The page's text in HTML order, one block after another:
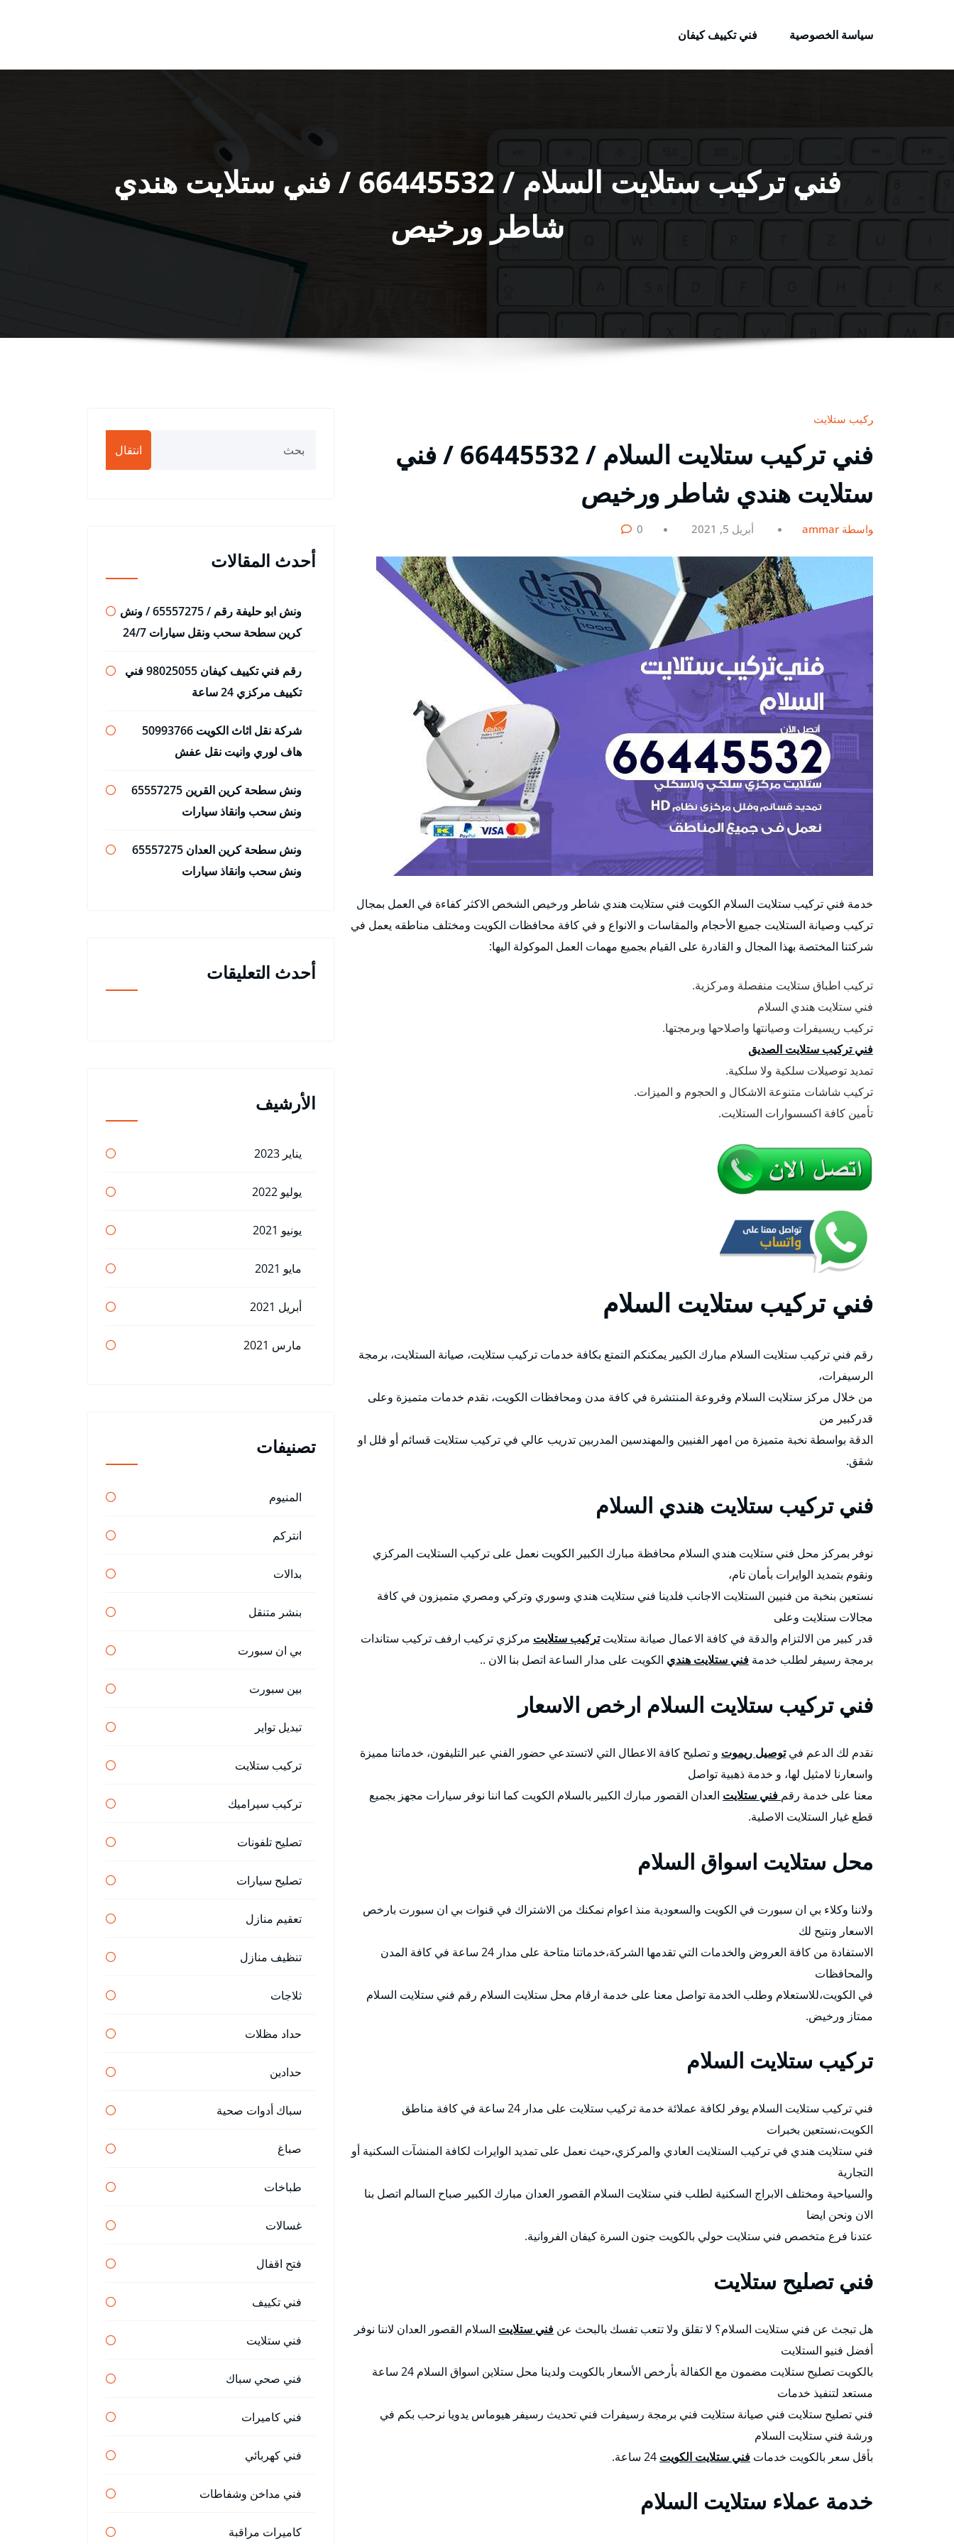
سياسة الخصوصية
فني تكييف كيفان
فني تركيب ستلايت السلام / 66445532 / فني ستلايت هندي
شاطر ورخيص
تركيب ستلايت
فني تركيب ستلايت السلام / 66445532 / فني
ستلايت هندي شاطر ورخيص
بواسطة ammar أبريل 5, 2021 0
خدمة فني تركيب ستلايت السلام الكويت فني ستلايت هندي شاطر ورخيص الشخص الاكثر كفاءة في العمل بمجال
تركيب وصيانة الستلايت جميع الأحجام والمقاسات و الانواع و في كافة محافظات الكويت ومختلف مناطقه يعمل في
شركتنا المختصة بهذا المجال و القادرة على القيام بجميع مهمات العمل الموكولة اليها:
تركيب اطباق ستلايت منفصلة ومركزية.
فني ستلايت هندي السلام
تركيب ريسيفرات وصيانتها واصلاحها وبرمجتها.
فني تركيب ستلايت الصديق
تمديد توصيلات سلكية ولا سلكية.
تركيب شاشات متنوعة الاشكال و الحجوم و الميزات.
تأمين كافة اكسسوارات الستلايت.
فني تركيب ستلايت السلام
رقم فني تركيب ستلايت السلام مبارك الكبير يمكنكم التمتع بكافة خدمات تركيب ستلايت، صيانة الستلايت، برمجة
الرسيفرات،
من خلال مركز ستلايت السلام وفروعة المنتشرة في كافة مدن ومحافظات الكويت، نقدم خدمات متميزة وعلى
قدركبير من
الدقة بواسطة نخبة متميزة من امهر الفنيين والمهندسين المدربين تدريب عالي في تركيب ستلايت قسائم أو فلل او
شقق.
فني تركيب ستلايت هندي السلام
نوفر بمركز محل فني ستلايت هندي السلام محافظة مبارك الكبير الكويت نعمل على تركيب الستلايت المركزي
ونقوم بتمديد الوايرات بأمان تام،
نستعين بنخبة من فنيين الستلايت الاجانب فلدينا فني ستلايت هندي وسوري وتركي ومصري متميزون في كافة
مجالات ستلايت وعلى
قدر كبير من الالتزام والدقة في كافة الاعمال صيانة ستلايتتركيب ستلايت مركزي تركيب ارفف تركيب ستاندات
برمجة رسيفر لطلب خدمة فني ستلايت هندي الكويت على مدار الساعة اتصل بنا الان ..
فني تركيب ستلايت السلام ارخص الاسعار
نقدم لك الدعم فيتوصيل ريموت و تصليح كافة الاعطال التي لاتستدعي حضور الفني عبر التليفون، خدماتنا مميزة
واسعارنا لامثيل لها، و خدمة ذهبية تواصل
معنا على خدمة رقم فني ستلايت العدان القصور مبارك الكبير بالسلام الكويت كما اننا نوفر سيارات مجهز بجميع
قطع غيار الستلايت الاصلية.
محل ستلايت اسواق السلام
ولاننا وكلاء بي ان سبورت في الكويت والسعودية منذ اعوام نمكنك من الاشتراك في قنوات بي ان سبورت بارخص
الاسعار ونتيح لك
الاستفادة من كافة العروض والخدمات التي تقدمها الشركة،خدماتنا متاحة على مدار 24 ساعة في كافة المدن
والمحافظات
في الكويت،للاستعلام وطلب الخدمة تواصل معنا على خدمة ارقام محل ستلايت السلام رقم فني ستلايت السلام
ممتاز ورخيض.
تركيب ستلايت السلام
فني تركيب ستلايت السلام يوفر لكافة عملائة خدمة تركيب ستلايت على مدار 24 ساعة في كافة مناطق
الكويت،نستعين بخبرات
فني ستلايت هندي في تركيب الستلايت العادي والمركزي،حيث نعمل على تمديد الوايرات لكافة المنشآت السكنية أو
التجارية
والسياحية ومختلف الابراج السكنية لطلب فني ستلايت السلام القصور العدان مبارك الكبير صباح السالم اتصل بنا
الان ونحن ايضا
عتدنا فرع متخصص فني ستلايت حولي بالكويت جنون السرة كيفان الفروانية.
فني تصليح ستلايت
هل تبجث عن فني ستلايت السلام؟ لا تقلق ولا تتعب تفسك بالبحث عن فني ستلايت السلام القصور العدان لاننا نوفر
أفضل فنيو الستلايت
بالكويت تصليح ستلايت مضمون مع الكفالة بأرخص الأسعار بالكويت ولدينا محل ستلاين اسواق السلام 24 ساعة
مستعد لتنفيذ خدمات
فني تصليح ستلايت فني صيانة ستلايت فني برمجة رسيفرات فني تحديث رسيفر هيوماس يدويا نرحب بكم في
ورشة فني ستلايت السلام
بأقل سعر بالكويت خدمات فني ستلايت الكويت
خدمة عملاء ستلايت السلام
انتقال
أحدث المقالات
ونش ابو حليفة رقم / 65557275 / ونش
كرين سطحة سحب ونقل سيارات 24/7
رقم فني تكييف كيفان 98025055 فني
تكييف مركزي 24 ساعة
شركة نقل اثاث الكويت 50993766
هاف لوري وانيت نقل عفش
ونش سطحة كرين القرين 65557275
ونش سحب وانقاذ سيارات
ونش سطحة كرين العدان 65557275
ونش سحب وانقاذ سيارات
أحدث التعليقات
الأرشيف
يناير 2023
يوليو 2022
يونيو 2021
مايو 2021
أبريل 2021
مارس 2021
تصنيفات
المنيوم
انتركم
بدالات
بنشر متنقل
بي ان سبورت
بين سبورت
تبديل تواير
تركيب ستلايت
تركيب سيراميك
تصليح تلفونات
تصليح سيارات
تعقيم منازل
تنظيف منازل
ثلاجات
حداد مظلات
حدادين
سباك أدوات صحية
صباغ
طباخات
غسالات
فتح اقفال
فني تكييف
فني ستلايت
فني صحي سباك
فني كاميرات
فني كهربائي
فني مداخن وشفاطات
كاميرات مراقبة